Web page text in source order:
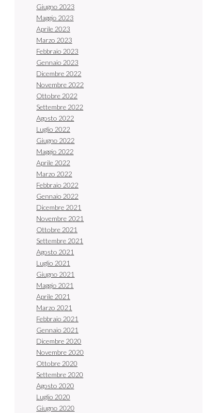
Giugno 2023
Maggio 2023
Aprile 2023
Marzo 2023
Febbraio 2023
Gennaio 2023
Dicembre 2022
Novembre 2022
Ottobre 2022
Settembre 2022
Agosto 2022
Luglio 2022
Giugno 2022
Maggio 2022
Aprile 2022
Marzo 2022
Febbraio 2022
Gennaio 2022
Dicembre 2021
Novembre 2021
Ottobre 2021
Settembre 2021
Agosto 2021
Luglio 2021
Giugno 2021
Maggio 2021
Aprile 2021
Marzo 2021
Febbraio 2021
Gennaio 2021
Dicembre 2020
Novembre 2020
Ottobre 2020
Settembre 2020
Agosto 2020
Luglio 2020
Giugno 2020